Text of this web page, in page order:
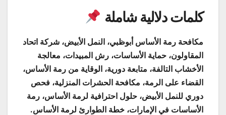
كلمات دلالية شاملة
مكافحة رمة الأساس أبوظبي، النمل الأبيض، شركة اتحاد
المقاولون، حماية الأساسات، رش المبيدات، معالجة
الأخشاب التالفة، متابعة دورية، الوقاية من رمة الأساس،
القضاء على الرمة، مكافحة الحشرات المنزلية، فحص
دوري للنمل الأبيض، حلول احترافية لرمة الأساس، رمة
الأساسات في الإمارات، خطة الطوارئ لرمة الأساس.